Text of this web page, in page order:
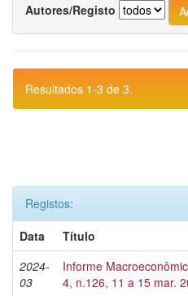
Autores/Registo
Resultados 1-3 de 3.
Registos:
Data
Título
2024-
03
Informe
4, n.126, 11 a 15 mar.